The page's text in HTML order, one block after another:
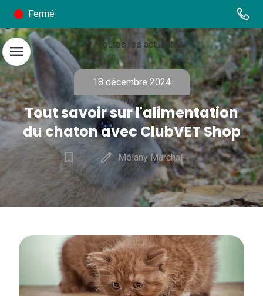
Fermé
menu chevron_left Toutes les actualités
18 décembre 2024
Tout savoir sur l'​alimentation
du chaton avec ClubVET Shop
bookmark_border edit Mélany Marchal